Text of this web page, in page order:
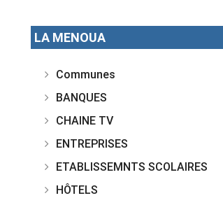
LA MENOUA
Communes
BANQUES
CHAINE TV
ENTREPRISES
ETABLISSEMNTS SCOLAIRES
HÔTELS